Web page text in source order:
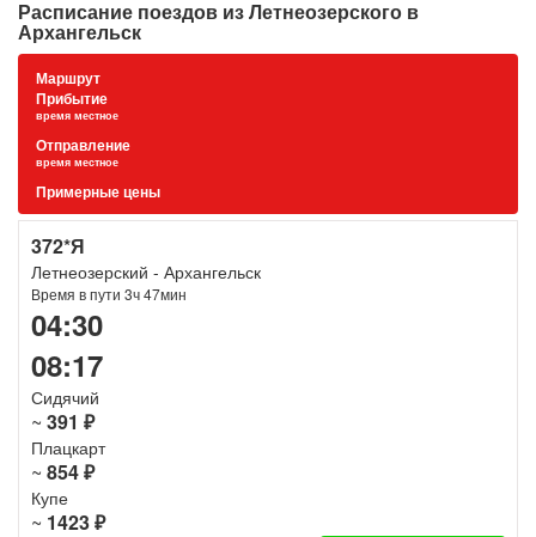
Расписание поездов из Летнеозерского в
Архангельск
Маршрут
Прибытие
время местное
Отправление
время местное
Примерные цены
372*Я
Летнеозерский - Архангельск
Время в пути 3ч 47мин
04:30
08:17
Сидячий
~ 391 ₽
Плацкарт
~ 854 ₽
Купе
~ 1423 ₽